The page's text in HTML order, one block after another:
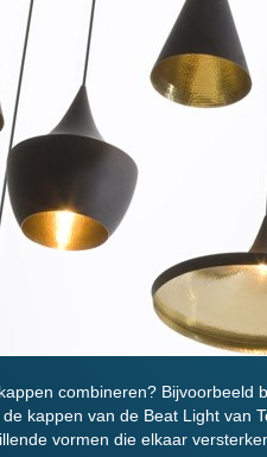
combineren? Bijvoorbeeld
kappen van de Beat Light van
vormen die elkaar